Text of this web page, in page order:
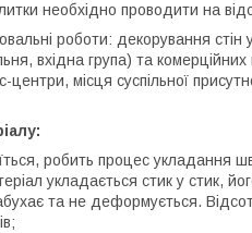
необхідно проводити на
роботи: декорування
вхідна група) та
місця суспільної
робить процес укладання
укладається стик у стик,
та не деформується.